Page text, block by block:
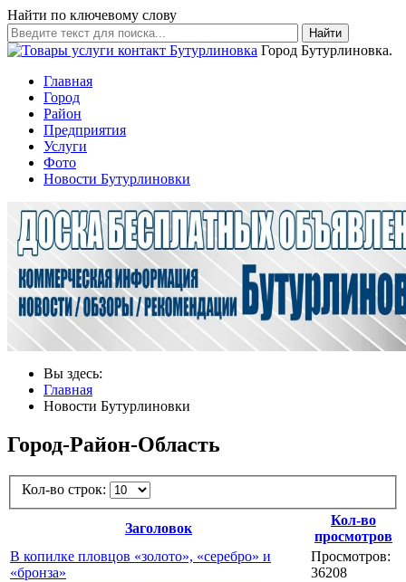
Найти по ключевому слову
Найти
Город Бутурлиновка.
Главная
Город
Район
Предприятия
Услуги
Фото
Новости Бутурлиновки
Вы здесь:
Главная
Новости Бутурлиновки
Город-Район-Область
Кол-во строк:
Заголовок
Кол-во
просмотров
В копилке пловцов «золото», «серебро» и
«бронза»
Просмотров:
36208